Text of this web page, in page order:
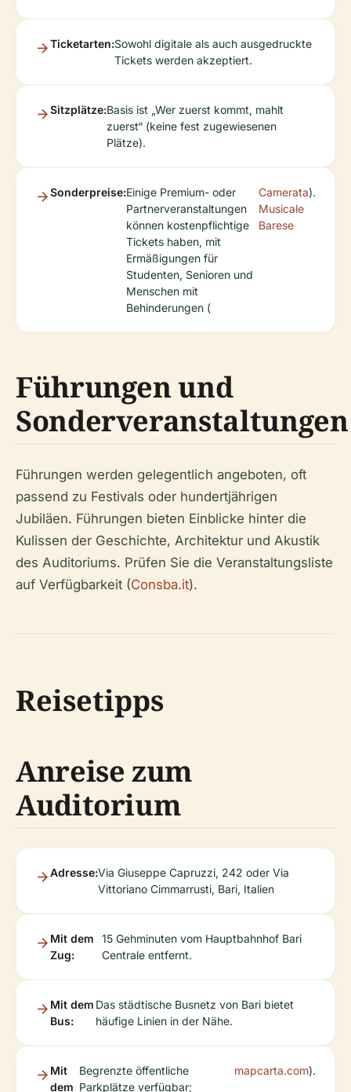
Ticketarten:Sowohl digitale als auch ausgedruckte
Tickets werden akzeptiert.
Sitzplätze:Basis ist „Wer zuerst kommt, mahlt
zuerst“ (keine fest zugewiesenen
Plätze).
Sonderpreise:Einige Premium- oder
Partnerveranstaltungen
können kostenpflichtige
Tickets haben, mit
Ermäßigungen für
Studenten, Senioren und
Menschen mit
Behinderungen (
Camerata
Musicale
Barese
).
Führungen und
Sonderveranstaltungen
Führungen werden gelegentlich angeboten, oft
passend zu Festivals oder hundertjährigen
Jubiläen. Führungen bieten Einblicke hinter die
Kulissen der Geschichte, Architektur und Akustik
des Auditoriums. Prüfen Sie die Veranstaltungsliste
auf Verfügbarkeit (Consba.it).
Reisetipps
Anreise zum
Auditorium
Adresse:Via Giuseppe Capruzzi, 242 oder Via
Vittoriano Cimmarrusti, Bari, Italien
Mit dem
Zug:
15 Gehminuten vom Hauptbahnhof Bari
Centrale entfernt.
Mit dem
Bus:
Das städtische Busnetz von Bari bietet
häufige Linien in der Nähe.
Mit
dem
Begrenzte öffentliche
Parkplätze verfügbar;
mapcarta.com).